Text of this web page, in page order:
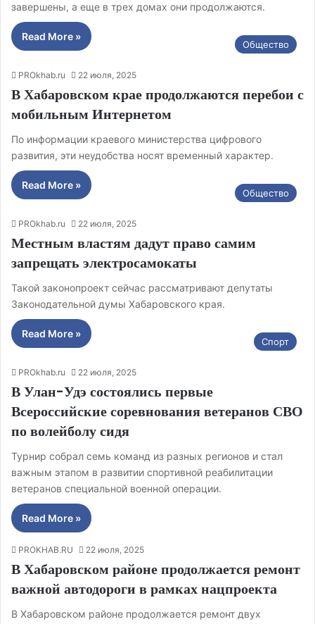
завершены, а еще в трех домах они продолжаются.
Read More »
Общество
PROkhab.ru 22 июля, 2025
В Хабаровском крае продолжаются перебои с
мобильным Интернетом
По информации краевого министерства цифрового
развития, эти неудобства носят временный характер.
Read More »
Общество
PROkhab.ru 22 июля, 2025
Местным властям дадут право самим
запрещать электросамокаты
Такой законопроект сейчас рассматривают депутаты
Законодательной думы Хабаровского края.
Read More »
Спорт
PROkhab.ru 22 июля, 2025
В Улан-Удэ состоялись первые
Всероссийские соревнования ветеранов СВО
по волейболу сидя
Турнир собрал семь команд из разных регионов и стал
важным этапом в развитии спортивной реабилитации
ветеранов специальной военной операции.
Read More »
PROKHAB.RU 22 июля, 2025
В Хабаровском районе продолжается ремонт
важной автодороги в рамках нацпроекта
В Хабаровском районе продолжается ремонт двух